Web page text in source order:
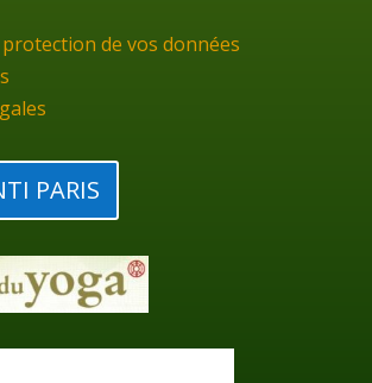
de vos données
PARIS